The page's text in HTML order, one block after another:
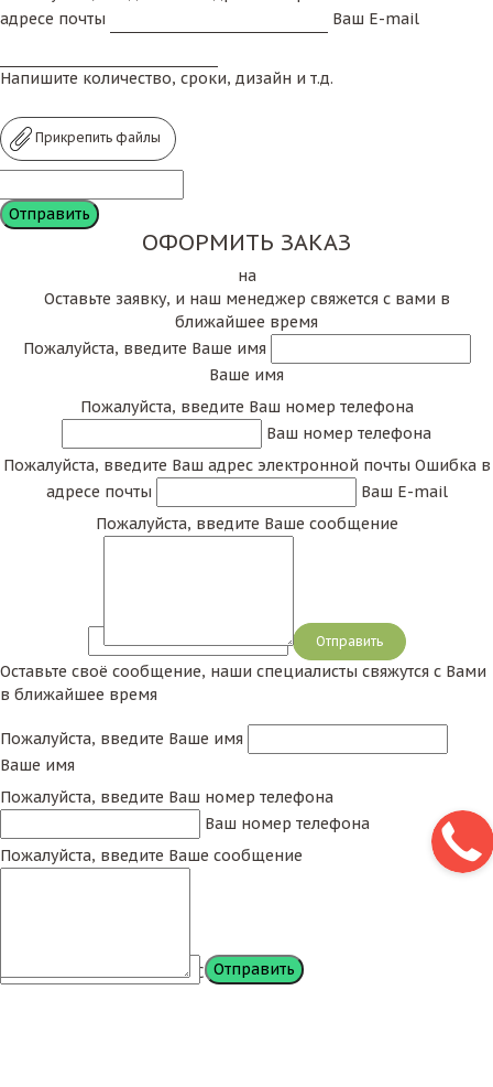
адресе почты
Ваш E-mail
Напишите количество, сроки, дизайн и т.д.
Прикрепить файлы
ОФОРМИТЬ ЗАКАЗ
на
Оставьте заявку, и наш менеджер свяжется с вами в
ближайшее время
Пожалуйста, введите Ваше имя
Ваше имя
Пожалуйста, введите Ваш номер телефона
Ваш номер телефона
Пожалуйста, введите Ваш адрес электронной почты Ошибка в
адресе почты
Ваш E-mail
Пожалуйста, введите Ваше сообщение
Сообщение
Оставьте своё сообщение, наши специалисты свяжутся с Вами
в ближайшее время
Пожалуйста, введите Ваше имя
Ваше имя
Пожалуйста, введите Ваш номер телефона
Ваш номер телефона
Пожалуйста, введите Ваше сообщение
Сообщение